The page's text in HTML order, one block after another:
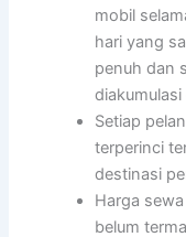
mobil
hari yang
penuh dan
Setiap
terperinci
destinasi
Harga
belum